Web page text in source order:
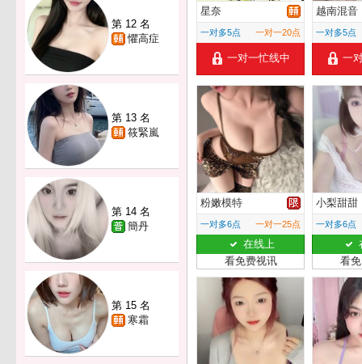
第 12 名
懼高症
第 13 名
筱緊嵐
第 14 名
簡丹
第 15 名
寒霜
星奈
一对多5点 一对一20点
一对一忙线中
越南混音
一对多5点
一
粉嫩模特
一对多6点 一对一25点
在线上
看免费视讯
小梨甜甜
一对多6点
看